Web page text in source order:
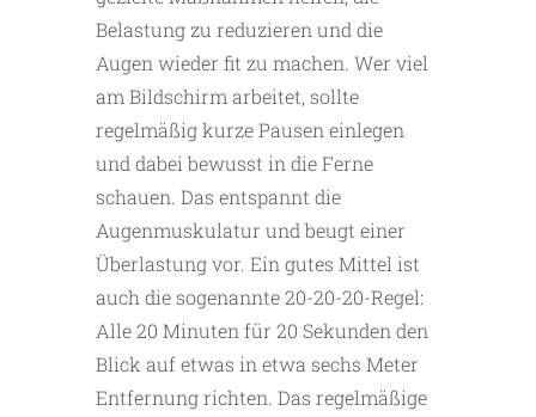
Belastung zu reduzieren und die
Augen wieder fit zu machen. Wer viel
am Bildschirm arbeitet, sollte
regelmäßig kurze Pausen einlegen
und dabei bewusst in die Ferne
schauen. Das entspannt die
Augenmuskulatur und beugt einer
Überlastung vor. Ein gutes Mittel ist
auch die sogenannte 20-20-20-Regel:
Alle 20 Minuten für 20 Sekunden den
Blick auf etwas in etwa sechs Meter
Entfernung richten. Das regelmäßige